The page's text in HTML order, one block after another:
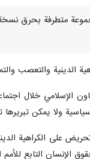
مجموعة متطرفة
والتعصب
على الكراهية
الإنسان التابع للأمم